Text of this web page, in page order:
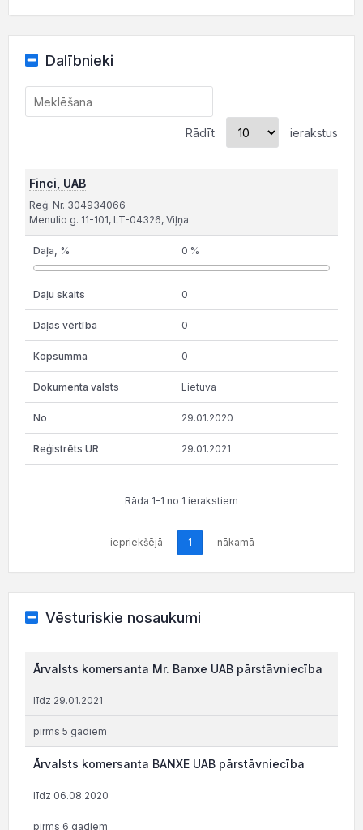
Dalībnieki
Rādīt ierakstus
Finci, UAB
Reģ. Nr. 304934066
Menulio g. 11-101, LT-04326, Viļņa
0 %
0
0
0
Lietuva
29.01.2020
29.01.2021
Rāda 1–1 no 1 ierakstiem
iepriekšējā 1 nākamā
Vēsturiskie nosaukumi
Ārvalsts komersanta Mr. Banxe UAB pārstāvniecība
līdz 29.01.2021
pirms 5 gadiem
Ārvalsts komersanta BANXE UAB pārstāvniecība
līdz 06.08.2020
pirms 6 gadiem